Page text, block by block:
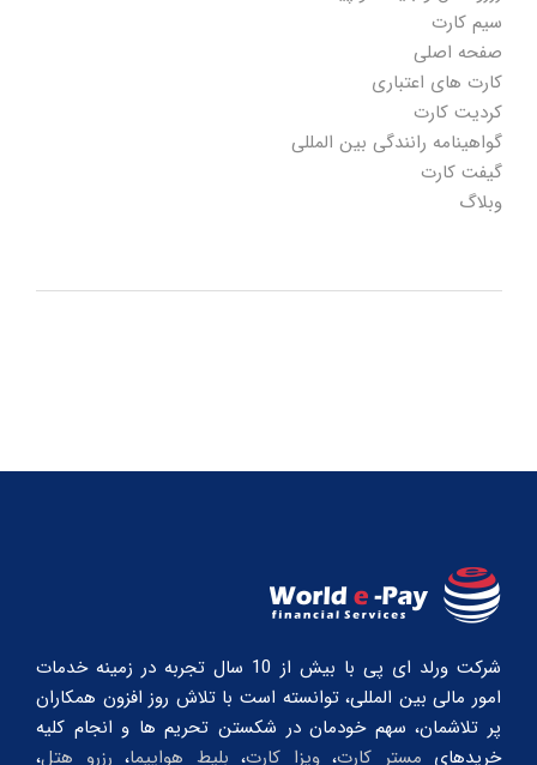
سیم کارت
صفحه اصلی
کارت های اعتباری
کردیت کارت
گواهینامه رانندگی بین المللی
گیفت کارت
وبلاگ
شرکت ورلد ای پی با بیش از 10 سال تجربه در زمینه خدمات
امور مالی بین المللی، توانسته است با تلاش روز افزون همکاران
پر تلاشمان، سهم خودمان در شکستن تحریم ها و انجام کلیه
خریدهای مستر کارت،ویزا کارت، بلیط هواپیما، رزرو هتل،